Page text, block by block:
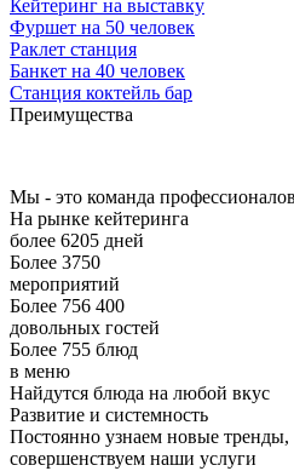
Кейтеринг на выставку
Фуршет на 50 человек
Раклет станция
Банкет на 40 человек
Станция коктейль бар
Преимущества
Мы - это команда профессионалов
На рынке кейтеринга
более 6205 дней
Более 3750
мероприятий
Более 756 400
довольных гостей
Более 755 блюд
в меню
Найдутся блюда на любой вкус
Развитие и системность
Постоянно узнаем новые тренды,
совершенствуем наши услуги